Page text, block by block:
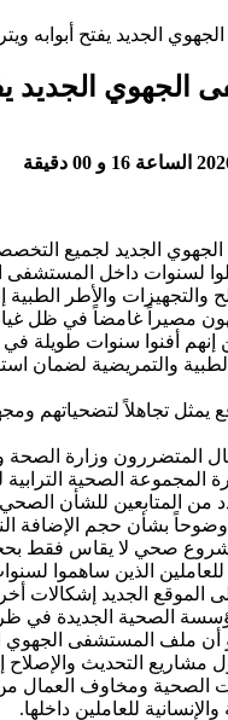
الجديد يفتح أبوابه
الجهوي الجديد
الجديد لجميع
لسنوات داخل المستشفى
والتجهيزات والأطر
مصيراً غامضاً في ظل
الطبية والتمريضية لضمان
يمثل تجاهلاً
المتضررون وزارة الصحة
المجموعة الصحية
المتابعين للشأن
بشأن حجم الإضافة
صحي لا يقاس فقط
للعاملين الذين ساهموا
الموقع الجديد
الصحية الجديدة في
أن ملف المستشفى الجهوي
مشاريع التحديث
الصحية ومخاوف العمال من
للعاملين داخلها.